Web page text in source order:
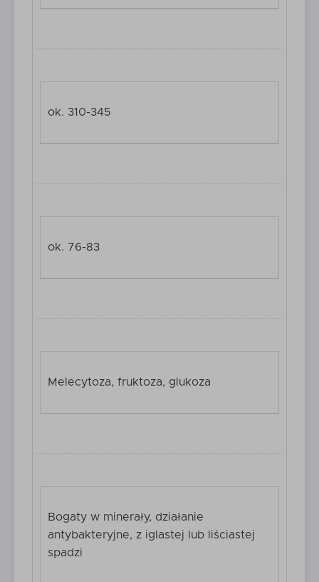
ok. 310-345
ok. 76-83
Melecytoza, fruktoza, glukoza
Bogaty w minerały, działanie
antybakteryjne, z iglastej lub liściastej
spadzi